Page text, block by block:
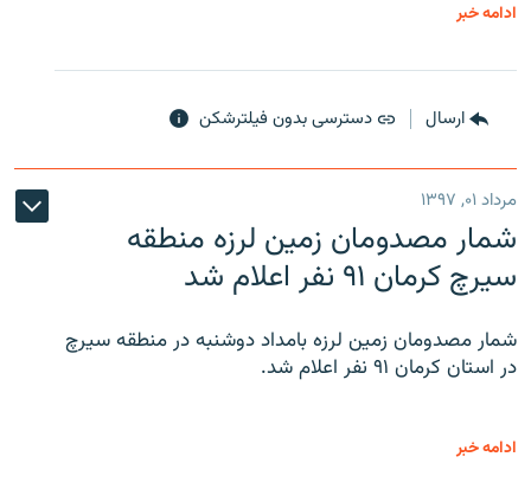
ادامه خبر
ارسال دسترسی بدون فیلترشکن
مرداد ۰۱, ۱۳۹۷
شمار مصدومان زمین لرزه منطقه
سیرچ کرمان ۹۱ نفر اعلام شد
شمار مصدومان زمین لرزه بامداد دوشنبه در منطقه سیرچ
در استان کرمان ۹۱ نفر اعلام شد.
ادامه خبر